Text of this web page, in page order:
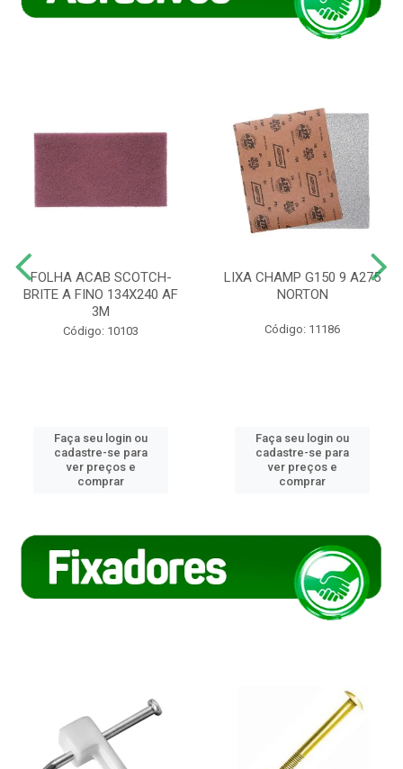
FOLHA ACAB SCOTCH-
BRITE A FINO 134X240 AF
3M
Código: 10103
Faça seu login ou
cadastre-se para
ver preços e
comprar
LIXA CHAMP G150 9 A275
NORTON
Código: 11186
Faça seu login ou
cadastre-se para
ver preços e
comprar